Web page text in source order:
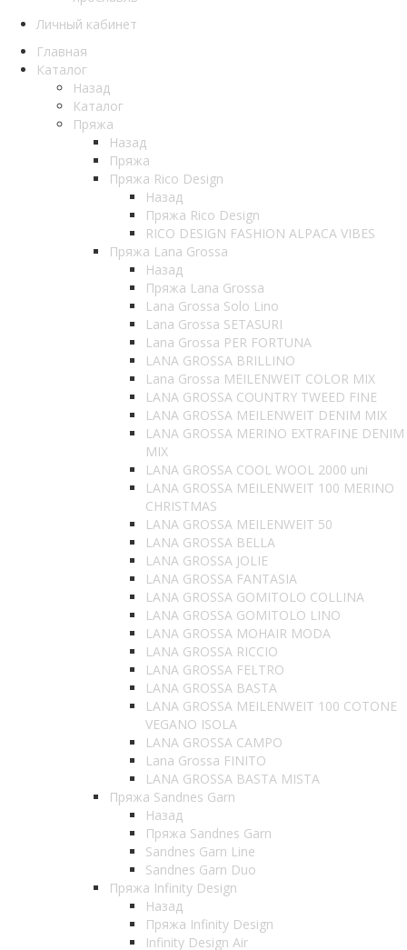
Личный кабинет
Главная
Каталог
Назад
Каталог
Пряжа
Назад
Пряжа
Пряжа Rico Design
Назад
Пряжа Rico Design
RICO DESIGN FASHION ALPACA VIBES
Пряжа Lana Grossa
Назад
Пряжа Lana Grossa
Lana Grossa Solo Lino
Lana Grossa SETASURI
Lana Grossa PER FORTUNA
LANA GROSSA BRILLINO
Lana Grossa MEILENWEIT COLOR MIX
LANA GROSSA COUNTRY TWEED FINE
LANA GROSSA MEILENWEIT DENIM MIX
LANA GROSSA MERINO EXTRAFINE DENIM
MIX
LANA GROSSA COOL WOOL 2000 uni
LANA GROSSA MEILENWEIT 100 MERINO
CHRISTMAS
LANA GROSSA MEILENWEIT 50
LANA GROSSA BELLA
LANA GROSSA JOLIE
LANA GROSSA FANTASIA
LANA GROSSA GOMITOLO COLLINA
LANA GROSSA GOMITOLO LINO
LANA GROSSA MOHAIR MODA
LANA GROSSA RICCIO
LANA GROSSA FELTRO
LANA GROSSA BASTA
LANA GROSSA MEILENWEIT 100 COTONE
VEGANO ISOLA
LANA GROSSA CAMPO
Lana Grossa FINITO
LANA GROSSA BASTA MISTA
Пряжа Sandnes Garn
Назад
Пряжа Sandnes Garn
Sandnes Garn Line
Sandnes Garn Duo
Пряжа Infinity Design
Назад
Пряжа Infinity Design
Infinity Design Air